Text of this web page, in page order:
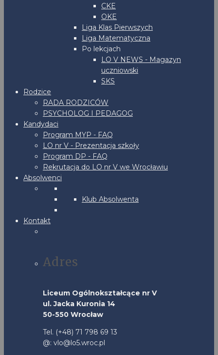
CKE
OKE
Liga Klas Pierwszych
Liga Matematyczna
Po lekcjach
LO V NEWS - Magazyn
uczniowski
SKS
Rodzice
RADA RODZICÓW
PSYCHOLOG I PEDAGOG
Kandydaci
Program MYP - FAQ
LO nr V - Prezentacja szkoły
Program DP - FAQ
Rekrutacja do LO nr V we Wrocławiu
Absolwenci
Klub Absolwenta
Kontakt
Adres
Liceum Ogólnokształcące nr V
ul. Jacka Kuronia 14
50-550 Wrocław
Tel. (+48) 71 798 69 13
@: vlo@lo5.wroc.pl